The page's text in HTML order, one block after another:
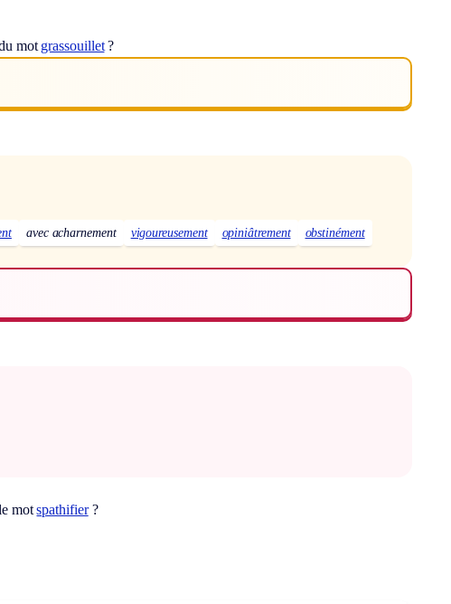
mot grassouillet?
avec acharnement vigoureusement opiniâtrement obstinément
motspathifier?